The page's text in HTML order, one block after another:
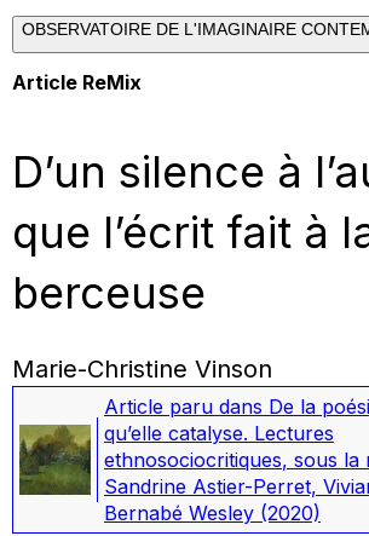
OBSERVATOIRE DE L'IMAGINAIRE
Article ReMix
D’un silence à
que l’écrit fait à
berceuse
Marie-Christine Vinson
Article paru dans De la
qu’elle catalyse. Lectures
ethnosociocritiques, sous la
Sandrine Astier-Perret,
Bernabé Wesley (2020)